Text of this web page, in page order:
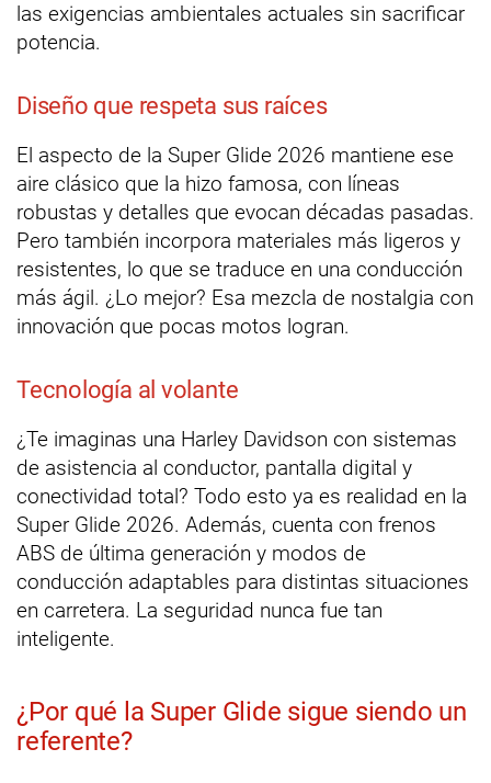
las exigencias ambientales actuales sin sacrificar
potencia.
Diseño que respeta sus raíces
El aspecto de la Super Glide 2026 mantiene ese
aire clásico que la hizo famosa, con líneas
robustas y detalles que evocan décadas pasadas.
Pero también incorpora materiales más ligeros y
resistentes, lo que se traduce en una conducción
más ágil. ¿Lo mejor? Esa mezcla de nostalgia con
innovación que pocas motos logran.
Tecnología al volante
¿Te imaginas una Harley Davidson con sistemas
de asistencia al conductor, pantalla digital y
conectividad total? Todo esto ya es realidad en la
Super Glide 2026. Además, cuenta con frenos
ABS de última generación y modos de
conducción adaptables para distintas situaciones
en carretera. La seguridad nunca fue tan
inteligente.
¿Por qué la Super Glide sigue siendo un
referente?